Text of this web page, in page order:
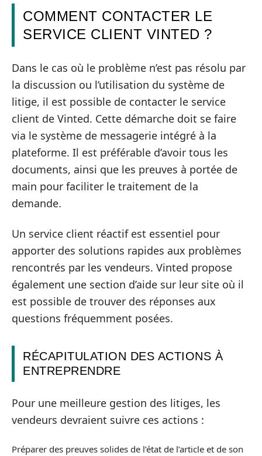
COMMENT CONTACTER LE
SERVICE CLIENT VINTED ?
Dans le cas où le problème n’est pas résolu par
la discussion ou l’utilisation du système de
litige, il est possible de contacter le service
client de Vinted. Cette démarche doit se faire
via le système de messagerie intégré à la
plateforme. Il est préférable d’avoir tous les
documents, ainsi que les preuves à portée de
main pour faciliter le traitement de la
demande.
Un service client réactif est essentiel pour
apporter des solutions rapides aux problèmes
rencontrés par les vendeurs. Vinted propose
également une section d’aide sur leur site où il
est possible de trouver des réponses aux
questions fréquemment posées.
RÉCAPITULATION DES ACTIONS À
ENTREPRENDRE
Pour une meilleure gestion des litiges, les
vendeurs devraient suivre ces actions :
Préparer des preuves solides de l’état de l’article et de son